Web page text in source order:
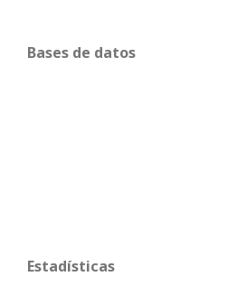
Bases de datos
Estadísticas